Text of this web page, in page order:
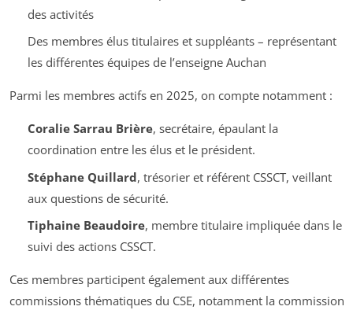
des activités
Des membres élus titulaires et suppléants – représentant
les différentes équipes de l’enseigne Auchan
Parmi les membres actifs en 2025, on compte notamment :
Coralie Sarrau Brière, secrétaire, épaulant la
coordination entre les élus et le président.
Stéphane Quillard, trésorier et référent CSSCT, veillant
aux questions de sécurité.
Tiphaine Beaudoire, membre titulaire impliquée dans le
suivi des actions CSSCT.
Ces membres participent également aux différentes
commissions thématiques du CSE, notamment la commission